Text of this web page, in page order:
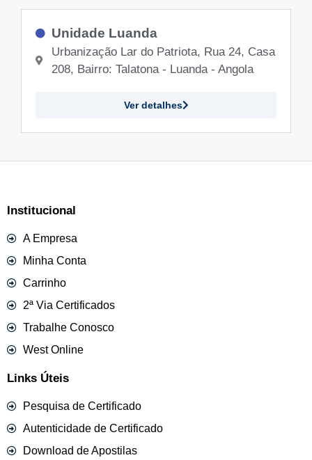
Unidade Luanda
Urbanização Lar do Patriota, Rua 24, Casa
208, Bairro: Talatona - Luanda - Angola
Ver detalhes
Institucional
A Empresa
Minha Conta
Carrinho
2ª Via Certificados
Trabalhe Conosco
West Online
Links Úteis
Pesquisa de Certificado
Autenticidade de Certificado
Download de Apostilas